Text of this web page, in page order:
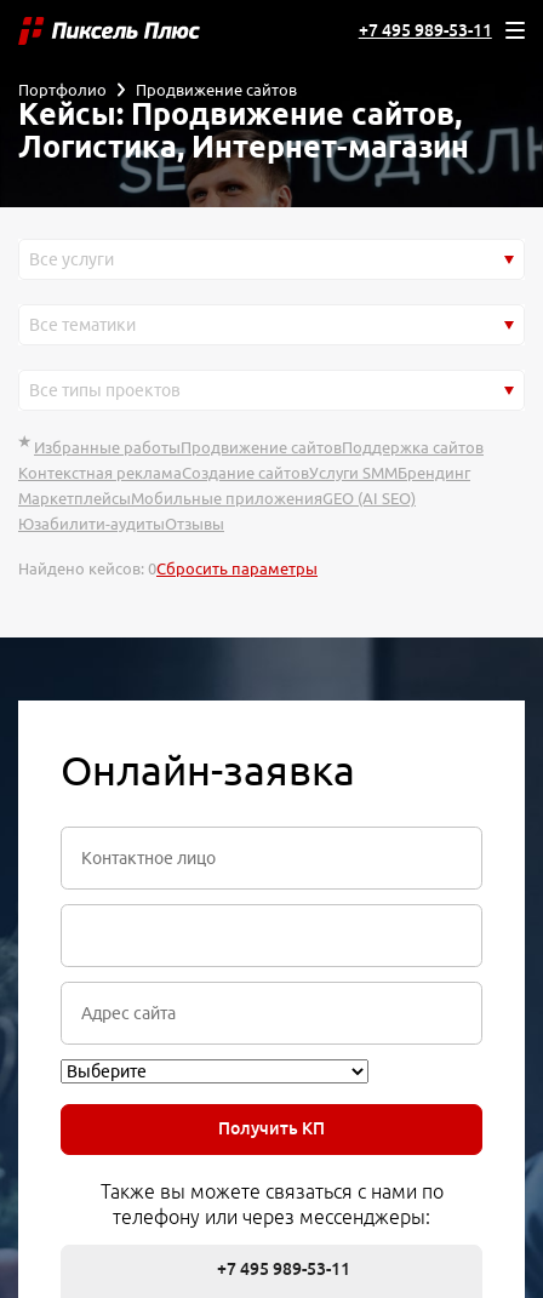
+7 495 989-53-11
Кейсы: Продвижение сайтов,
Логистика, Интернет-магазин
Портфолио Продвижение сайтов
Все услуги
Все тематики
Все типы проектов
Избранные работыПродвижение сайтовПоддержка сайтов
Контекстная рекламаСоздание сайтовУслуги SMMБрендинг
МаркетплейсыМобильные приложенияGEO (AI SEO)
Юзабилити-аудитыОтзывы
Найдено кейсов: 0Сбросить параметры
Онлайн-заявка
Получить КП
Также вы можете связаться с нами по
телефону или через мессенджеры:
+7 495 989-53-11